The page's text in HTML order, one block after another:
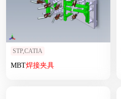
STP,CATIA
MBT焊接夹具